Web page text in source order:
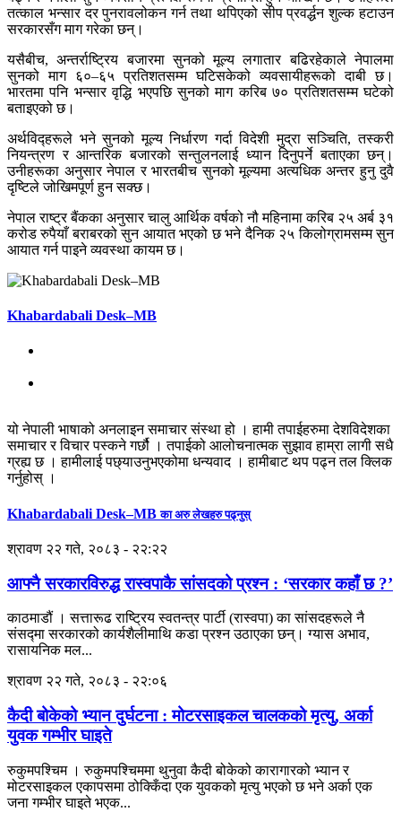
तत्काल भन्सार दर पुनरावलोकन गर्न तथा थपिएको सीप प्रवर्द्धन शुल्क हटाउन
सरकारसँग माग गरेका छन्।
यसैबीच, अन्तर्राष्ट्रिय बजारमा सुनको मूल्य लगातार बढिरहेकाले नेपालमा
सुनको माग ६०–६५ प्रतिशतसम्म घटिसकेको व्यवसायीहरूको दाबी छ।
भारतमा पनि भन्सार वृद्धि भएपछि सुनको माग करिब ७० प्रतिशतसम्म घटेको
बताइएको छ।
अर्थविद्हरूले भने सुनको मूल्य निर्धारण गर्दा विदेशी मुद्रा सञ्चिति, तस्करी
नियन्त्रण र आन्तरिक बजारको सन्तुलनलाई ध्यान दिनुपर्ने बताएका छन्।
उनीहरूका अनुसार नेपाल र भारतबीच सुनको मूल्यमा अत्यधिक अन्तर हुनु दुवै
दृष्टिले जोखिमपूर्ण हुन सक्छ।
नेपाल राष्ट्र बैंकका अनुसार चालु आर्थिक वर्षको नौ महिनामा करिब २५ अर्ब ३१
करोड रुपैयाँ बराबरको सुन आयात भएको छ भने दैनिक २५ किलोग्रामसम्म सुन
आयात गर्न पाइने व्यवस्था कायम छ।
Khabardabali Desk–MB
यो नेपाली भाषाको अनलाइन समाचार संस्था हो । हामी तपाईहरुमा देशविदेशका
समाचार र विचार पस्कने गर्छौ । तपाईको आलोचनात्मक सुझाव हाम्रा लागी सधै
ग्रह्य छ । हामीलाई पछ्याउनुभएकोमा धन्यवाद । हामीबाट थप पढ्न तल क्लिक
गर्नुहोस् ।
Khabardabali Desk–MBका अरु लेखहरु पढ्नुस्
श्रावण २२ गते, २०८३ - २२:२२
आफ्नै सरकारविरुद्ध रास्वपाकै सांसदको प्रश्न : ‘सरकार कहाँ छ ?’
काठमाडौं । सत्तारूढ राष्ट्रिय स्वतन्त्र पार्टी (रास्वपा) का सांसदहरूले नै
संसद्मा सरकारको कार्यशैलीमाथि कडा प्रश्न उठाएका छन्। ग्यास अभाव,
रासायनिक मल...
श्रावण २२ गते, २०८३ - २२:०६
कैदी बोकेको भ्यान दुर्घटना : मोटरसाइकल चालकको मृत्यु, अर्का
युवक गम्भीर घाइते
रुकुमपश्चिम । रुकुमपश्चिममा थुनुवा कैदी बोकेको कारागारको भ्यान र
मोटरसाइकल एकापसमा ठोक्किँदा एक युवकको मृत्यु भएको छ भने अर्का एक
जना गम्भीर घाइते भएक...